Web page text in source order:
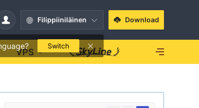
Filippiiniläinen
Switch
Download
VPS